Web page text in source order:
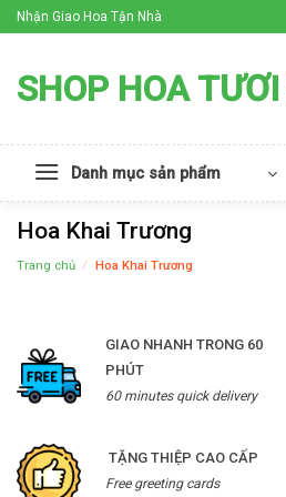
Skip
to
Nhận Giao Hoa Tận Nhà
SHOP HOA
Danh mục sản phẩm
Hoa Khai Trương
Trang chủ / Hoa Khai Trương
GIAO NHANH TRONG 60
PHÚT
60 minutes quick delivery
TẶNG THIỆP CAO CẤP
Free greeting cards